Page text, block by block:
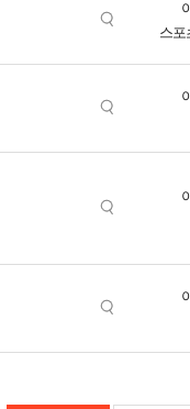
스포